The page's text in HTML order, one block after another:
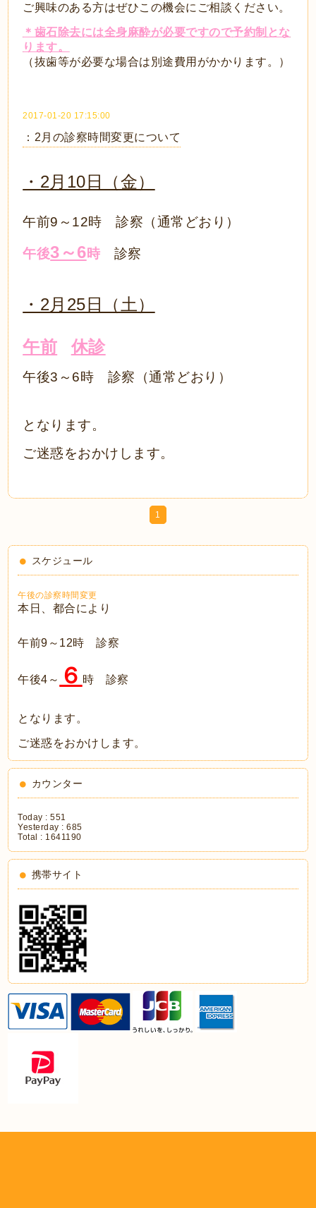
ご興味のある方はぜひこの機会にご相談ください。
＊歯石除去には全身麻酔が必要ですので予約制 とな
ります。
（抜歯等が必要な場合は別途費用がかかります。）
2017-01-20 17:15:00
：2月の診察時間変更について
・2月10日（金）
午前9～12時 診察（通常どおり）
午後3～6時 診察
・2月25日（土）
午前 休診
午後3～6時 診察（通常どおり）
となります。
ご迷惑をおかけします。
1
スケジュール
午後の診察時間変更
本日、都合により
午前9～12時 診察
午後4～ ６ 時 診察
となります。
ご迷惑をおかけします。
カウンター
Today :551
Yesterday :685
Total : 1641190
携帯サイト